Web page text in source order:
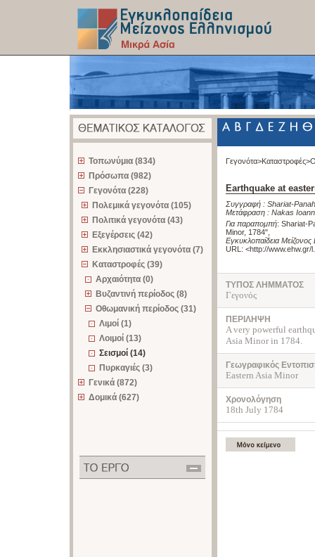
Τοπωνύμια (834)
Πρόσωπα (982)
Γεγονότα (228)
Πολεμικά γεγονότα (105)
Πολιτικά γεγονότα (43)
Εξεγέρσεις (42)
Εκκλησιαστικά γεγονότα (7)
Καταστροφές (39)
Αρχαιότητα (0)
Βυζαντινή περίοδος (8)
Οθωμανική περίοδος (31)
Λιμοί (1)
Λοιμοί (13)
Σεισμοί (14)
Πυρκαγιές (3)
Γενικά (872)
Δομικά (627)
Γεγονότα>Καταστροφές>
Earthquake at
Συγγραφή : Shariat-
Μετάφραση : Nakas
Για παραπομπή: Shariat-
Minor, 1784"
Εγκυκλοπαίδεια
URL: <http://www.ehw.gr/
ΤΥΠΟΣ ΛΗΜΜΑΤΟΣ
Γεγονός
ΠΕΡΙΛΗΨΗ
A very powerful
Asia Minor in 1784.
Γεωγραφικός
Eastern Asia Minor
Χρονολόγηση
18th July 1784